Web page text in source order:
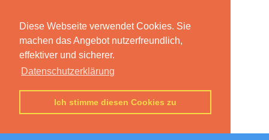
Diese Webseite verwendet Cookies. Sie
machen das Angebot nutzerfreundlich,
effektiver und sicherer.
Datenschutzerklärung
Ich stimme diesen Cookies zu